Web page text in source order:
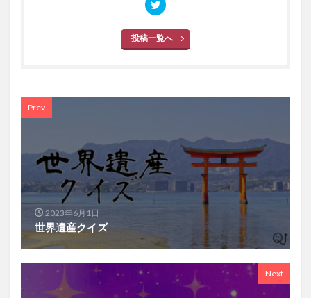
投稿一覧へ
Prev
2023年6月1日
世界遺産クイズ
Next